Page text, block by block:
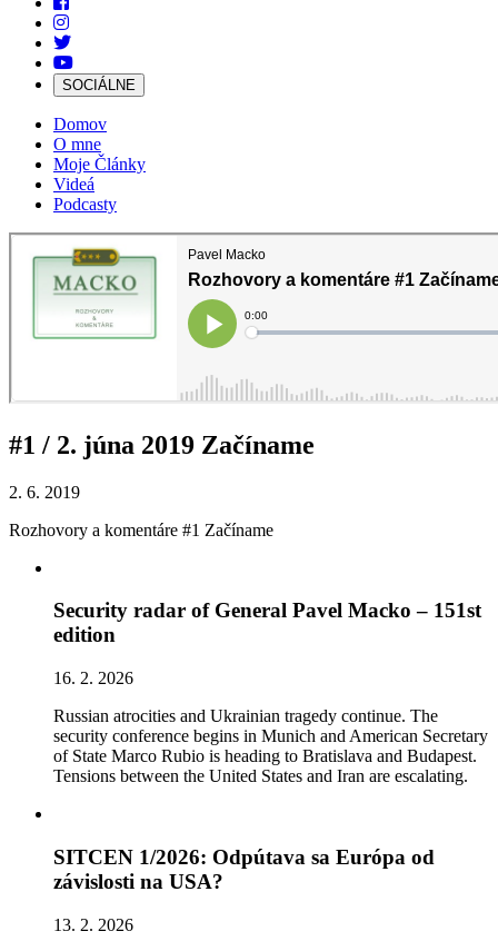
SOCIÁLNE
Domov
O mne
Moje Články
Videá
Podcasty
#1 / 2. júna 2019 Začíname
2. 6. 2019
Rozhovory a komentáre #1 Začíname
Security radar of General Pavel Macko – 151st
edition
16. 2. 2026
Russian atrocities and Ukrainian tragedy continue. The
security conference begins in Munich and American Secretary
of State Marco Rubio is heading to Bratislava and Budapest.
Tensions between the United States and Iran are escalating.
SITCEN 1/2026: Odpútava sa Európa od
závislosti na USA?
13. 2. 2026